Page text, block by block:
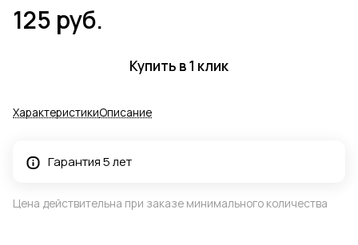
125 руб.
Купить в 1 клик
ХарактеристикиОписание
Гарантия 5 лет
Цена действительна при заказе минимального количества